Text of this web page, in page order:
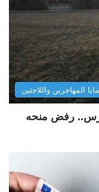
المهاجرين واللاجئين
ويدرس.. رفض منحه